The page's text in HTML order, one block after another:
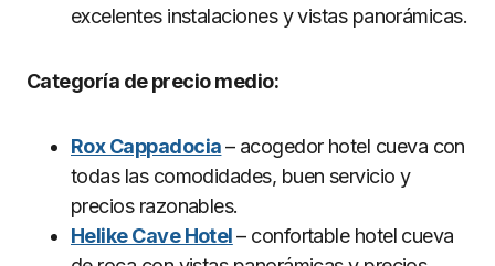
excelentes instalaciones y vistas panorámicas.
Categoría de precio medio:
Rox Cappadocia– acogedor hotel cueva con
todas las comodidades, buen servicio y
precios razonables.
Helike Cave Hotel – confortable hotel cueva